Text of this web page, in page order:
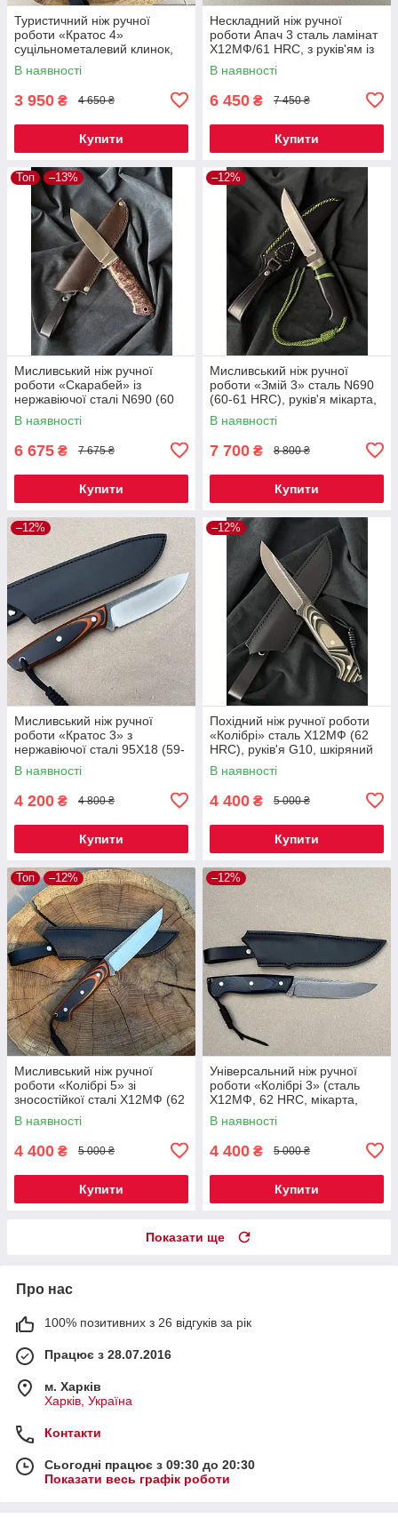
Туристичний ніж ручної
роботи «Кратос 4»
суцільнометалевий клинок,
сталь 50Х14МФ (57-58 HRC),
руків'я мікарта, чохол шкіра
В наявності
3 950 ₴ 4 650 ₴
Купити
Нескладний ніж ручної
роботи Апач 3 сталь ламінат
Х12МФ/61 HRC, з руків'ям із
мікарти плюс шкіряний чохол
в комплекті
В наявності
6 450 ₴ 7 450 ₴
Купити
Топ –13%
Мисливський ніж ручної
роботи «Скарабей» із
нержавіючої сталі N690 (60
HRC), руківʼя зі стабілізованої
деревини, шкіряний чохол
В наявності
6 675 ₴ 7 675 ₴
Купити
–12%
Мисливський ніж ручної
роботи «Змій 3» сталь N690
(60-61 HRC), руків'я мікарта,
шкіряний чохол
В наявності
7 700 ₴ 8 800 ₴
Купити
–12%
Мисливський ніж ручної
роботи «Кратос 3» з
нержавіючої сталі 95Х18 (59-
60 HRC), руків'я G10,
шкіряний чохол
В наявності
4 200 ₴ 4 800 ₴
Купити
–12%
Похідний ніж ручної роботи
«Колібрі» сталь Х12МФ (62
HRC), руків'я G10, шкіряний
чохол
В наявності
4 400 ₴ 5 000 ₴
Купити
Топ –12%
Мисливський ніж ручної
роботи «Колібрі 5» зі
зносостійкої сталі Х12МФ (62
HRC), руків'я мікарта, чохол
шкіра
В наявності
4 400 ₴ 5 000 ₴
Купити
–12%
Універсальний ніж ручної
роботи «Колібрі 3» (сталь
Х12МФ, 62 HRC, мікарта,
шкіряний чохол)
В наявності
4 400 ₴ 5 000 ₴
Купити
Показати ще
Про нас
100% позитивних з 26 відгуків за рік
Працює з 28.07.2016
м. Харків
Харків, Україна
Контакти
Сьогодні працює з 09:30 до 20:30
Показати весь графік роботи